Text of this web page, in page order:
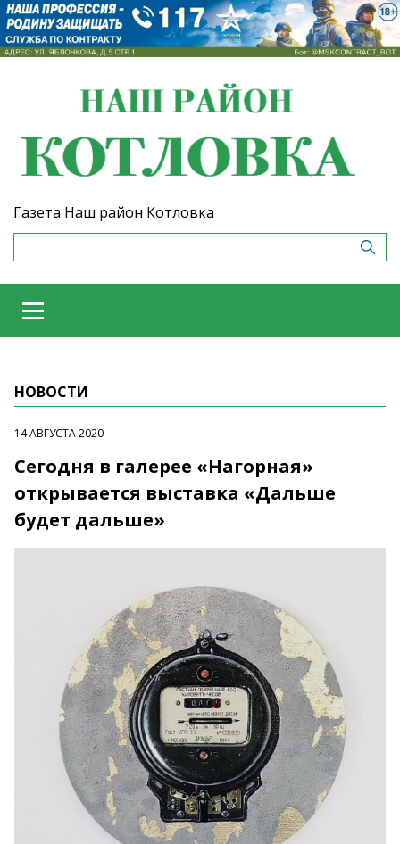
Газета Наш район Котловка
НОВОСТИ
14 АВГУСТА 2020
Сегодня в галерее «Нагорная»
открывается выставка «Дальше
будет дальше»